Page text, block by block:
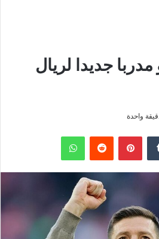
جديدا لريال
واحدة
بينتيريست واتساب